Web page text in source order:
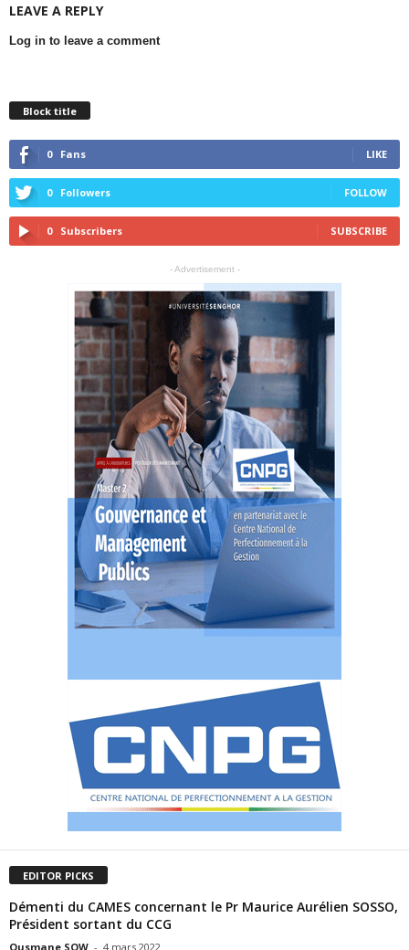
LEAVE A REPLY
Log in to leave a comment
Block title
0 Fans LIKE
0 Followers FOLLOW
0 Subscribers SUBSCRIBE
- Advertisement -
EDITOR PICKS
Démenti du CAMES concernant le Pr Maurice Aurélien SOSSO,
Président sortant du CCG
Ousmane SOW - 4 mars 2022